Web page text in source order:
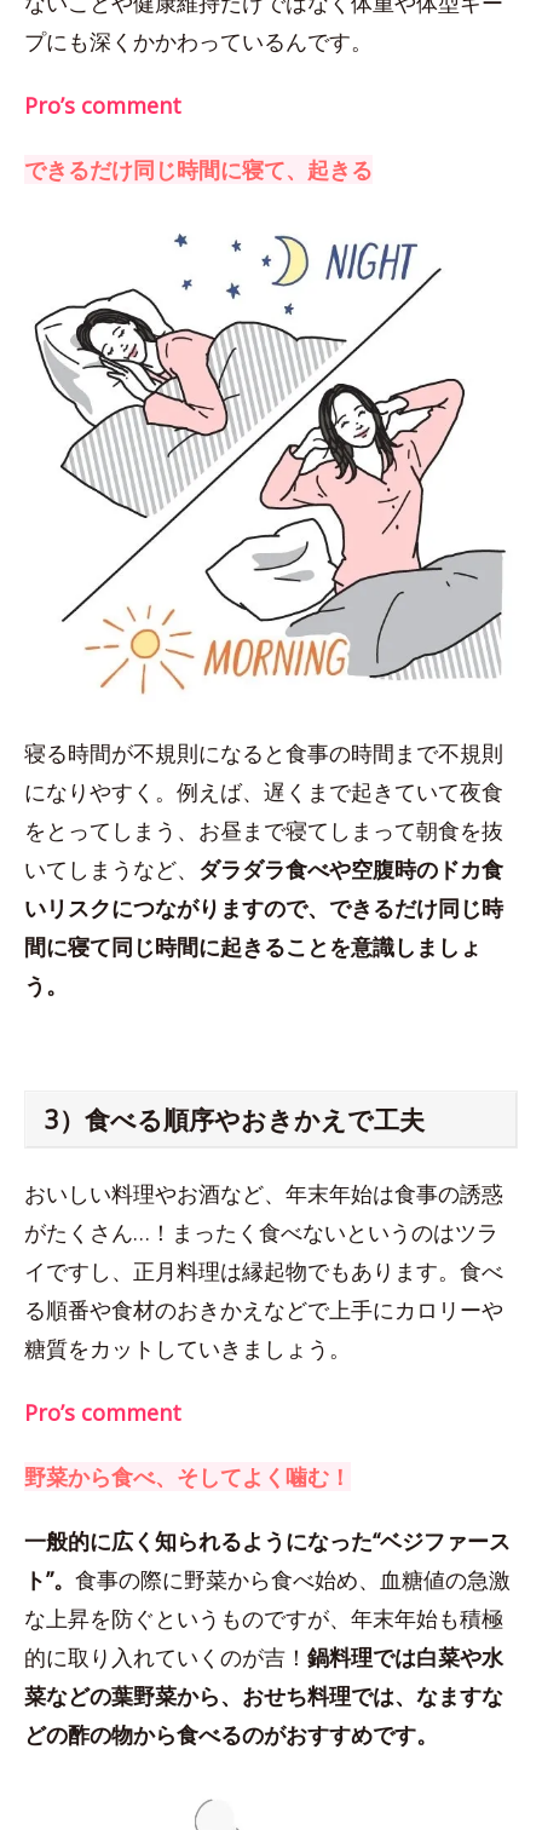
プにも深くかかわっているんです。
Pro’s comment
できるだけ同じ時間に寝て、起きる
寝る時間が不規則になると食事の時間まで不規則
になりやすく。例えば、遅くまで起きていて夜食
をとってしまう、お昼まで寝てしまって朝食を抜
いてしまうなど、 ダラダラ食べや空腹時のドカ食
いリスクにつながりますので、できるだけ同じ時
間に寝て同じ時間に起きることを意識しましょ
う。
3）食べる順序やおきかえで工夫
おいしい料理やお酒など、年末年始は食事の誘惑
がたくさん…！まったく食べないというのはツラ
イですし、正月料理は縁起物でもあります。食べ
る順番や食材のおきかえなどで上手にカロリーや
糖質をカットしていきましょう。
Pro’s comment
野菜から食べ、そしてよく噛む！
一般的に広く知られるようになった“ベジファース
ト”。 食事の際に野菜から食べ始め、血糖値の急激
な上昇を防ぐというものですが、年末年始も積極
的に取り入れていくのが吉！ 鍋料理では白菜や水
菜などの葉野菜から、おせち料理では、なますな
どの酢の物から食べるのがおすすめです。